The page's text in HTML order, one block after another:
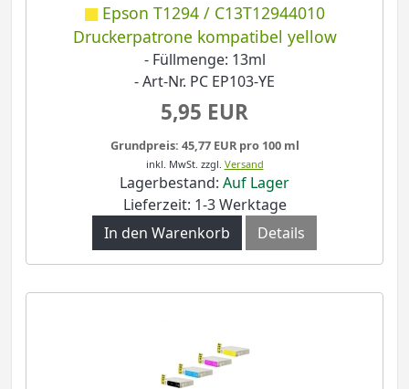
Epson T1294 / C13T12944010
Druckerpatrone kompatibel yellow
- Füllmenge: 13ml
- Art-Nr. PC EP103-YE
5,95 EUR
Grundpreis: 45,77 EUR pro 100 ml
inkl. MwSt. zzgl. Versand
Lagerbestand: Auf Lager
Lieferzeit: 1-3 Werktage
In den Warenkorb
Details